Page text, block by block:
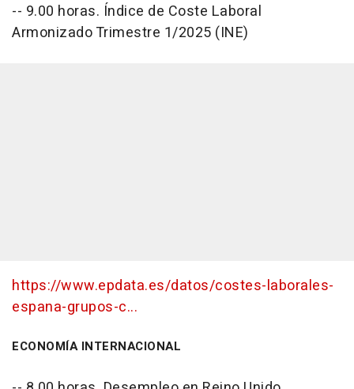
-- 9.00 horas. Índice de Coste Laboral
Armonizado Trimestre 1/2025 (INE)
https://www.epdata.es/datos/costes-laborales-
espana-grupos-c...
ECONOMÍA INTERNACIONAL